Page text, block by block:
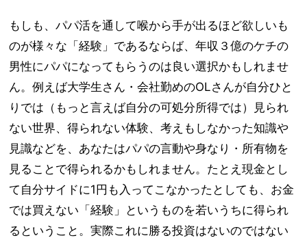
もしも、パパ活を通して喉から手が出るほど欲しいも
のが様々な「経験」であるならば、年収３億のケチの
男性にパパになってもらうのは良い選択かもしれませ
ん。例えば大学生さん・会社勤めのOLさんが自分ひと
りでは（もっと言えば自分の可処分所得では）見られ
ない世界、得られない体験、考えもしなかった知識や
見識などを、あなたはパパの言動や身なり・所有物を
見ることで得られるかもしれません。たとえ現金とし
て自分サイドに1円も入ってこなかったとしても、お金
では買えない「経験」というものを若いうちに得られ
るということ。実際これに勝る投資はないのではない